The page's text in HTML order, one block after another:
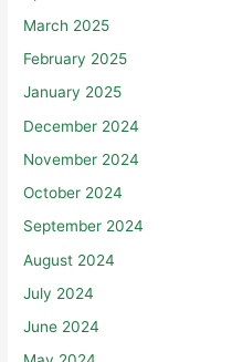
April 2025
March 2025
February 2025
January 2025
December 2024
November 2024
October 2024
September 2024
August 2024
July 2024
June 2024